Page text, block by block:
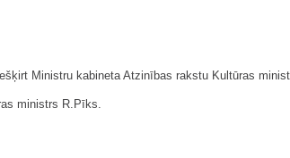
Ministru kabineta Atzinības rakstu Kultūras
ministrs R.Pīks.